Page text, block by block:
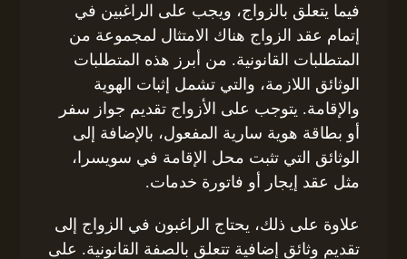
فيما يتعلق بالزواج، ويجب على الراغبين في
إتمام عقد الزواج هناك الامتثال لمجموعة من
المتطلبات القانونية. من أبرز هذه المتطلبات
الوثائق اللازمة، والتي تشمل إثبات الهوية
والإقامة. يتوجب على الأزواج تقديم جواز سفر
أو بطاقة هوية سارية المفعول، بالإضافة إلى
الوثائق التي تثبت محل الإقامة في سويسرا،
مثل عقد إيجار أو فاتورة خدمات.
علاوة على ذلك، يحتاج الراغبون في الزواج إلى
تقديم وثائق إضافية تتعلق بالصفة القانونية. على